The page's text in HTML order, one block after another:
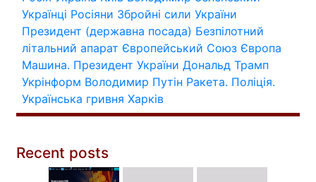
Українці Росіяни Збройні сили України
Президент (державна посада) Безпілотний
літальний апарат Європейський Союз Європа
Машина. Президент України Дональд Трамп
Укрінформ Володимир Путін Ракета. Поліція.
Українська гривня Харків
Recent posts